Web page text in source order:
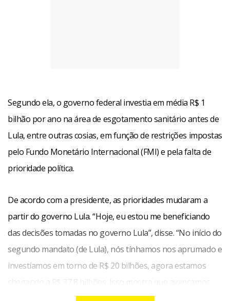
Segundo ela, o governo federal investia em média R$ 1
bilhão por ano na área de esgotamento sanitário antes de
Lula, entre outras cosias, em função de restrições impostas
pelo Fundo Monetário Internacional (FMI) e pela falta de
prioridade política.
De acordo com a presidente, as prioridades mudaram a
partir do governo Lula. “Hoje, eu estou me beneficiando
das decisões tomadas no governo Lula”, disse. “No início do
segundo mandato (de Lula), nós tínhamos nos aprumado e
investíamos em torno de R$ 20 bilhões, agora estamos
chegando a R$ 37,8 bilhões. Isso mostra que avançamos
bastante e mostra que temos de avançar muito mais,